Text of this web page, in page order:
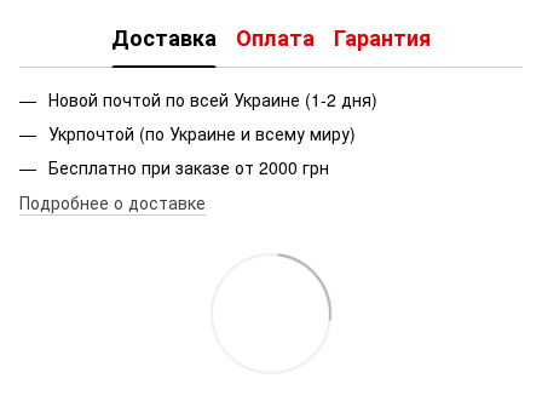
Доставка Оплата Гарантия
Новой почтой по всей Украине (1-2 дня)
Укрпочтой (по Украине и всему миру)
Бесплатно при заказе от 2000 грн
Подробнее о доставке